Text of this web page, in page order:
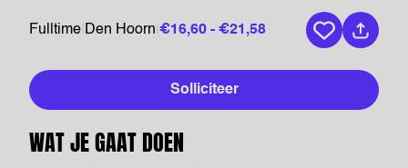
Fulltime Den Hoorn €16,60 - €21,58
Bewaar
Solliciteer
WAT JE GAAT DOEN